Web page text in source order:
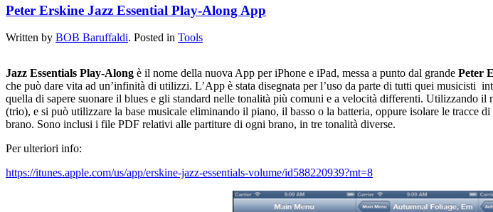
Peter Erskine Jazz Essential Play-Along App
Written by BOB Baruffaldi. Posted in Tools
Jazz Essentials Play-Along è il nome della nuova App per iPhone e iPad, messa a punto dal grande Peter
che può dare vita ad un’infinità di utilizzi. L’App è stata disegnata per l’uso da parte di tutti quei musicisti
quella di sapere suonare il blues e gli standard nelle tonalità più comuni e a velocità differenti. Utilizzando
(trio), e si può utilizzare la base musicale eliminando il piano, il basso o la batteria, oppure isolare le
brano. Sono inclusi i file PDF relativi alle partiture di ogni brano, in tre tonalità diverse.
Per ulteriori info:
https://itunes.apple.com/us/app/erskine-jazz-essentials-volume/id588220939?mt=8